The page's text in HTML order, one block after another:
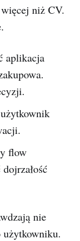
niż CV.
aplikacja
flow
nie
użytkowniku.